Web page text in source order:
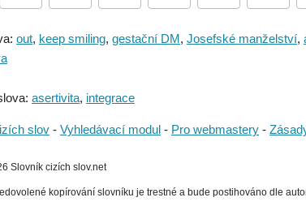
out, keep smiling, gestační DM, Josefské manželství,
asertivita, integrace
slov - Vyhledávací modul - Pro webmastery -
Slovník cizích slov.net
kopírování slovníku je trestné a bude postihováno dle